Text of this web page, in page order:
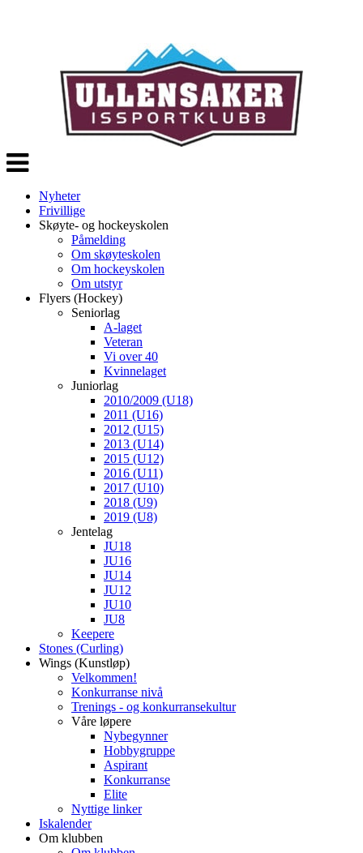
Veksle
navigasjon
Nyheter
Frivillige
Skøyte- og hockeyskolen
Påmelding
Om skøyteskolen
Om hockeyskolen
Om utstyr
Flyers (Hockey)
Seniorlag
A-laget
Veteran
Vi over 40
Kvinnelaget
Juniorlag
2010/2009 (U18)
2011 (U16)
2012 (U15)
2013 (U14)
2015 (U12)
2016 (U11)
2017 (U10)
2018 (U9)
2019 (U8)
Jentelag
JU18
JU16
JU14
JU12
JU10
JU8
Keepere
Stones (Curling)
Wings (Kunstløp)
Velkommen!
Konkurranse nivå
Trenings - og konkurransekultur
Våre løpere
Nybegynner
Hobbygruppe
Aspirant
Konkurranse
Elite
Nyttige linker
Iskalender
Om klubben